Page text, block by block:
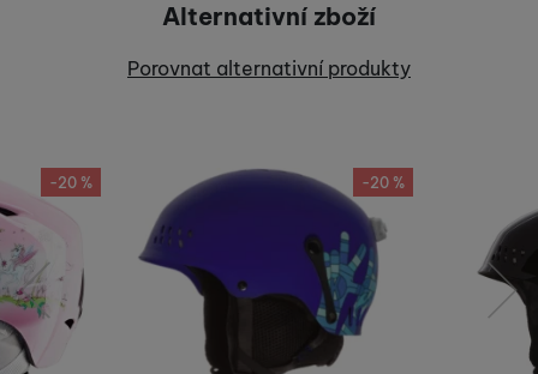
Recenze
Alternativní zboží
Porovnat alternativní produkty
předchozí
-20 %
-20 %